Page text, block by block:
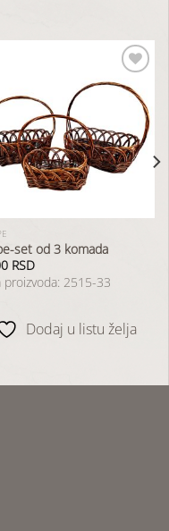
Dodaj
listu
želja
set od 3 komada
RSD
proizvoda: 2515-33
Dodaj u listu želja